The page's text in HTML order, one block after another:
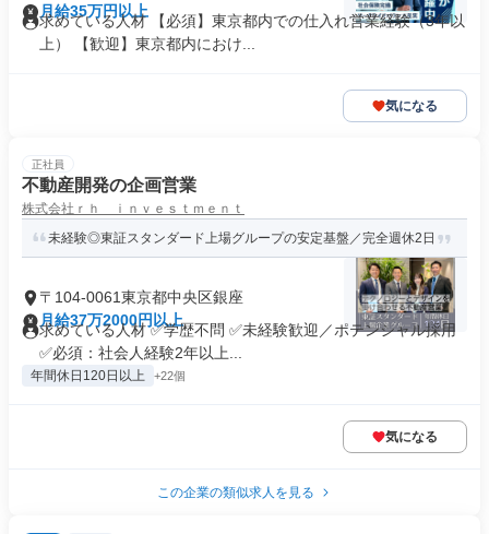
月給35万円以上
求めている人材 【必須】東京都内での仕入れ営業経験（3年以
上） 【歓迎】東京都内におけ...
気になる
正社員
不動産開発の企画営業
株式会社ｒｈ ｉｎｖｅｓｔｍｅｎｔ
未経験◎東証スタンダード上場グループの安定基盤／完全週休2日
〒104-0061東京都中央区銀座
月給37万2000円以上
求めている人材 ✅学歴不問 ✅未経験歓迎／ポテンシャル採用
✅必須：社会人経験2年以上...
年間休日120日以上 +22個
気になる
この企業の類似求人を見る